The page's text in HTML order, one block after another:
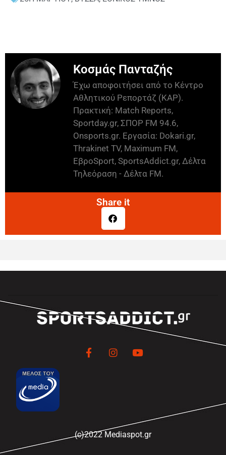
Κοσμάς Πανταζής
Έχω αποφοιτήσει από το Κέντρο
Αθλητικού Ρεπορτάζ (ΚΑΡ).
Πρακτική: Match Reports,
Sportday.gr, ΣΠΟΡ FM 94.6,
Onsports.gr. Εργασία: Dokari.gr,
Thrakinet TV, Maximum FM,
ΕβροSport, SportsAddict.gr, Δέλτα
Τηλεόραση - Δέλτα FM.
Share it
(c)2022 Mediaspot.gr